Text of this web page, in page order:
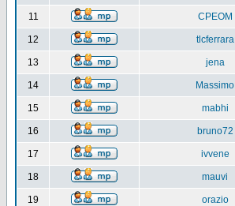
11 CPEOM
12 tlcferrara
13 jena
14 Massimo
15 mabhi
16 bruno72
17 ivvene
18 mauvi
19 orazio